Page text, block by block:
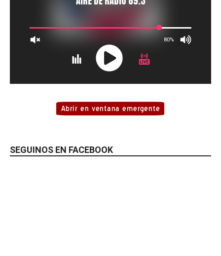
SEGUINOS EN FACEBOOK